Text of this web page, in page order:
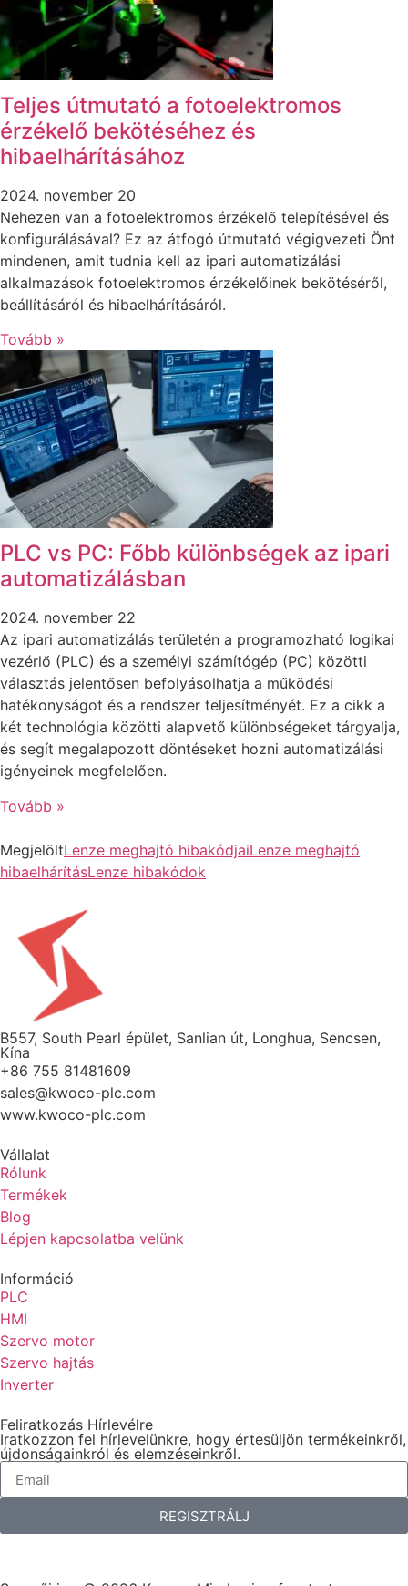
Teljes útmutató a fotoelektromos
érzékelő bekötéséhez és
hibaelhárításához
2024. november 20
Nehezen van a fotoelektromos érzékelő telepítésével és
konfigurálásával? Ez az átfogó útmutató végigvezeti Önt
mindenen, amit tudnia kell az ipari automatizálási
alkalmazások fotoelektromos érzékelőinek bekötéséről,
beállításáról és hibaelhárításáról.
Tovább »
PLC vs PC: Főbb különbségek az ipari
automatizálásban
2024. november 22
Az ipari automatizálás területén a programozható logikai
vezérlő (PLC) és a személyi számítógép (PC) közötti
választás jelentősen befolyásolhatja a működési
hatékonyságot és a rendszer teljesítményét. Ez a cikk a
két technológia közötti alapvető különbségeket tárgyalja,
és segít megalapozott döntéseket hozni automatizálási
igényeinek megfelelően.
Tovább »
MegjelöltLenze meghajtó hibakódjaiLenze meghajtó
hibaelhárításLenze hibakódok
B557, South Pearl épület, Sanlian út, Longhua, Sencsen,
Kína
+86 755 81481609
sales@kwoco-plc.com
www.kwoco-plc.com
Vállalat
Rólunk
Termékek
Blog
Lépjen kapcsolatba velünk
Információ
PLC
HMI
Szervo motor
Szervo hajtás
Inverter
Feliratkozás Hírlevélre
Iratkozzon fel hírlevelünkre, hogy értesüljön termékeinkről,
újdonságainkról és elemzéseinkről.
REGISZTRÁLJ